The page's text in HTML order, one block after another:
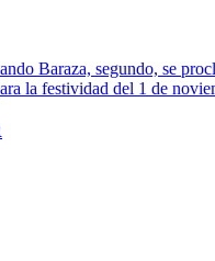
Baraza, segundo, se
la festividad del 1 de